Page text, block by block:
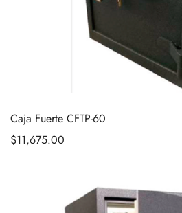
Caja Fuerte CFTP-60
$11,675.00